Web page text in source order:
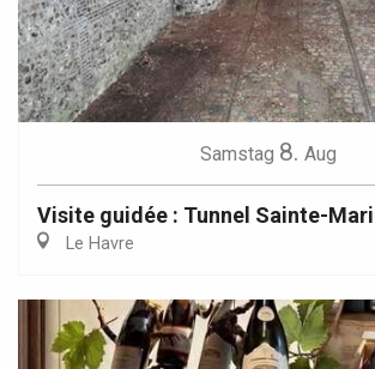
Samstag 8. Aug
Visite guidée : Tunnel Sainte-
Le Havre